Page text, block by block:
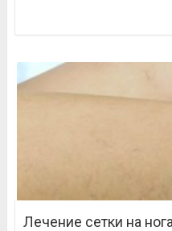
Лечение сетки на